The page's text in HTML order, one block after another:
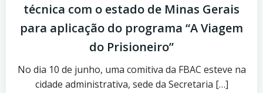
técnica com o estado de Minas Gerais
para aplicação do programa “A Viagem
do Prisioneiro”
No dia 10 de junho, uma comitiva da FBAC esteve na
cidade administrativa, sede da Secretaria […]